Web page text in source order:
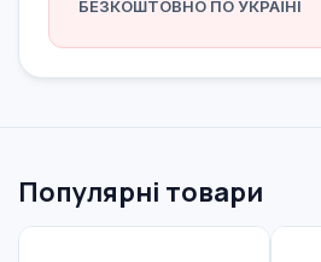
БЕЗКОШТОВНО ПО УКРАЇНІ
Популярні товари